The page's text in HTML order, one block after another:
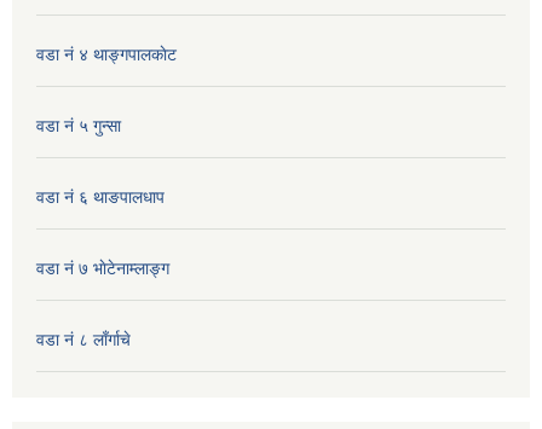
वडा नं ४ थाङ्गपालकाेट
वडा नं ५ गुन्सा
वडा नं ६ थाङपालधाप
वडा नं ७ भाेटेनाम्लाङ्ग
वडा नं ८ लाँर्गाचे